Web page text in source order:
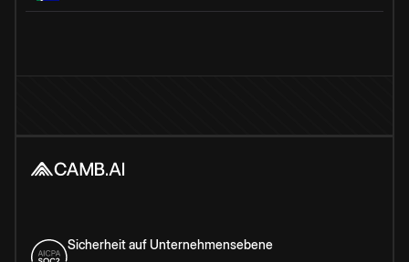
Sicherheit auf Unternehmensebene